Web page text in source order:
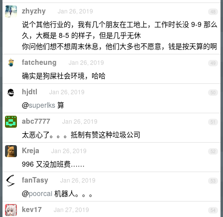
48
zhyzhy Jan 26, 2019
说个其他行业的，我有几个朋友在工地上，工作时长没 9-9 那么
久，大概是 8-5 的样子，但是几乎无休
你问他们想不想周末休息，他们大多也不愿意，钱是按天算的啊
49
fatcheung Jan 26, 2019
确实是狗屎社会环境，哈哈
50
hjdtl Jan 26, 2019
@superlks 算
51
abc7777 Jan 26, 2019
太恶心了。。。抵制有赞这种垃圾公司
52
Kreja Jan 26, 2019
996 又没加班费……
53
fanTasy Jan 26, 2019
@poorcai 机器人。。。
54
kev17 Jan 27, 2019